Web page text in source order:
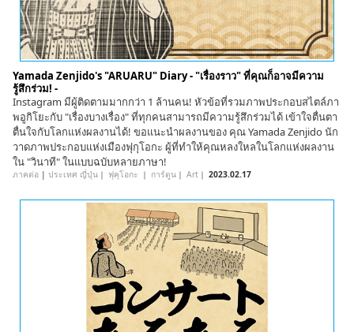
Yamada Zenjido's "ARUARU" Diary - "เรื่องราว" ที่คุณก็อาจมีความ
รู้สึกร่วม! -
Instagram มีผู้ติดตามมากกว่า 1 ล้านคน! หัวข้อที่รวมภาพประกอบสไตล์ภา
พอูกิโยะกับ "เรื่องบางเรื่อง" ที่ทุกคนสามารถมีความรู้สึกร่วมได้ เข้าใจตื่นตา
ตื่นใจกับโลกแห่งผลงานได้! ขอแนะนำผลงานของ คุณ Yamada Zenjido นัก
วาดภาพประกอบแห่งเมืองฟุกุโอกะ ผู้ที่ทำให้คุณหลงใหลในโลกแห่งผลงาน
ใน "วินาที" ในแบบฉบับหลายภาษา!
ภาคต่อ| ประเทศ ญี่ปุ่น｜ ฟุคุโอกะ ｜ การ์ตูน｜ Art｜ 2023.02.17